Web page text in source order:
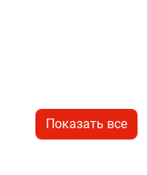
Показать все